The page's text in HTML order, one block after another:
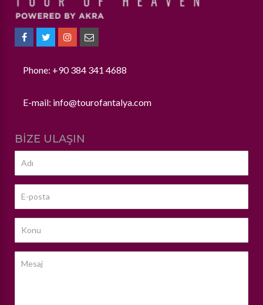
Phone: +90 384 341 4688
E-mail: info@tourofantalya.com
BIZE ULAŞIN